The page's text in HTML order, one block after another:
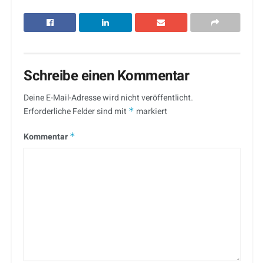
Schreibe einen Kommentar
Deine E-Mail-Adresse wird nicht veröffentlicht.
Erforderliche Felder sind mit * markiert
Kommentar *